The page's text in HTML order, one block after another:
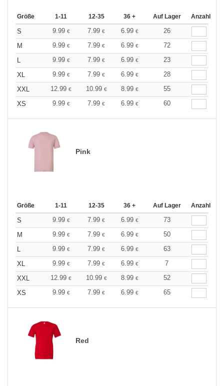
Größe 1-11 12-35 36 + Auf Lager Anzahl
S 9.99 € 7.99 € 6.99 €
26
M
9.99 € 7.99 € 6.99 €
72
L
9.99 € 7.99 € 6.99 €
23
XL
9.99 € 7.99 € 6.99 €
28
XXL
12.99 € 10.99 € 8.99 €
55
XS
9.99 € 7.99 € 6.99 € 60
Pink
Größe 1-11 12-35 36 + Auf Lager Anzahl
S 9.99 € 7.99 € 6.99 €
73
M
9.99 € 7.99 € 6.99 €
50
L
9.99 € 7.99 € 6.99 €
63
XL
9.99 € 7.99 € 6.99 €
7
XXL
12.99 € 10.99 € 8.99 €
52
XS
9.99 € 7.99 € 6.99 € 65
Red